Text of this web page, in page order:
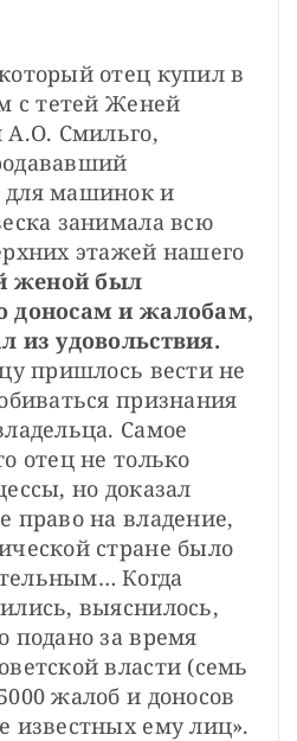
отец купил в
с тетей Женей
Смильго,
для машинок и
занимала всю
этажей нашего
женой был
доносам и жалобам,
пришлось вести не
признания
Самое
отец не только
но доказал
право на владение,
стране было
Когда
выяснилось,
подано за время
власти (семь
жалоб и доносов
известных ему лиц».